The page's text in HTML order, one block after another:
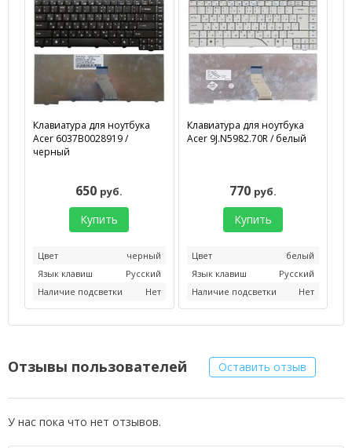
Клавиатура для ноутбука
Acer 6037B0028919 /
черный
650 руб.
Купить
Цвет
черный
Язык клавиш
Русский
Наличие подсветки
Нет
Клавиатура для ноутбука
Acer 9J.N5982.70R / белый
770 руб.
Купить
Цвет
белый
Язык клавиш
Русский
Наличие подсветки
Нет
Отзывы пользователей Оставить отзыв
У нас пока что нет отзывов.